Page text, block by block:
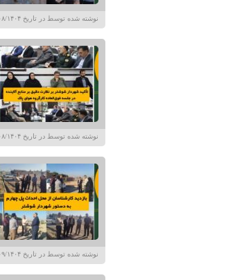
نوشته شده توسط در تاریخ ۰۹/۰۹/۱۴۰۴ ساعت ۰۵:۵۷ |
نوشته شده توسط در تاریخ ۲۷/۰۸/۱۴۰۴ ساعت ۱۱:۱۷ |
نوشته شده توسط در تاریخ ۲۷/۰۸/۱۴۰۴ ساعت ۱۰:۰۸ |